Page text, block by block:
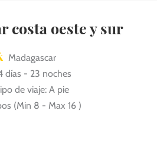
costa oeste y sur
Madagascar
días - 23 noches
de viaje: A pie
(Min 8 - Max 16 )